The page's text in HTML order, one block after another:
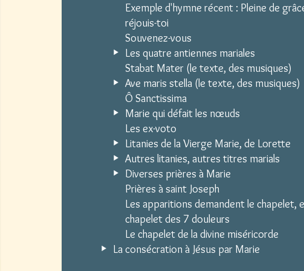
Exemple d'hymne récent : Pleine de
réjouis-toi
Souvenez-vous
Les quatre antiennes mariales
Stabat Mater (le texte, des musiques)
Ave maris stella (le texte, des musiques)
Ô Sanctissima
Marie qui défait les nœuds
Les ex-voto
Litanies de la Vierge Marie, de Lorette
Autres litanies, autres titres marials
Diverses prières à Marie
Prières à saint Joseph
Les apparitions demandent le chapelet,
chapelet des 7 douleurs
Le chapelet de la divine miséricorde
La consécration à Jésus par Marie